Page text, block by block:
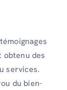
des
services.
du bien-